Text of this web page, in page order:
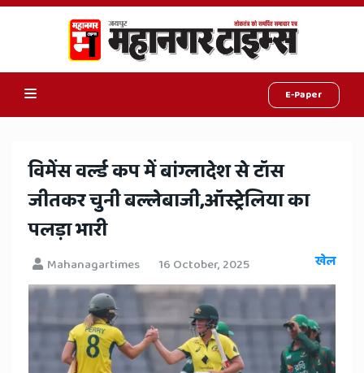
E-Paper
Hindi
News,
Hindi
Samachar,
Jaipur
Rajasthan
News
​विमेंस वर्ल्ड कप में बांग्लादेश से टॉस
जीतकर चुनी बल्लेबाजी,ऑस्ट्रेलिया का
पलड़ा भारी
Mahanagartimes 16 October, 2025 खेल